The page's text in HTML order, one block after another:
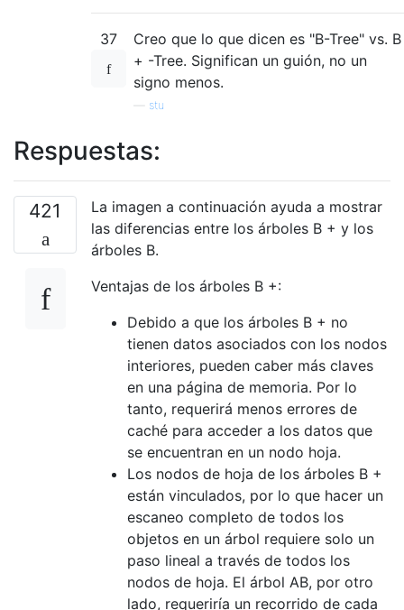
37
Creo que lo que dicen es "B-Tree" vs. B
+ -Tree. Significan un guión, no un
signo menos.
stu
Respuestas:
421
La imagen a continuación ayuda a mostrar
las diferencias entre los árboles B + y los
árboles B.
Ventajas de los árboles B +:
Debido a que los árboles B + no
tienen datos asociados con los nodos
interiores, pueden caber más claves
en una página de memoria. Por lo
tanto, requerirá menos errores de
caché para acceder a los datos que
se encuentran en un nodo hoja.
Los nodos de hoja de los árboles B +
están vinculados, por lo que hacer un
escaneo completo de todos los
objetos en un árbol requiere solo un
paso lineal a través de todos los
nodos de hoja. El árbol AB, por otro
lado, requeriría un recorrido de cada